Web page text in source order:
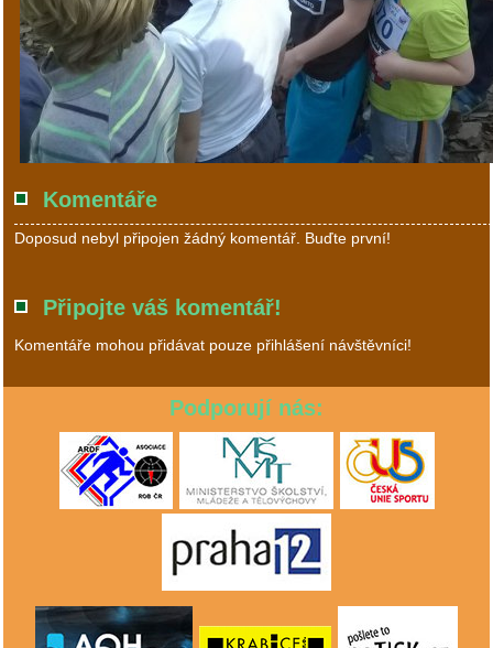
Komentáře
Doposud nebyl připojen žádný komentář. Buďte první!
Připojte váš komentář!
Komentáře mohou přidávat pouze přihlášení návštěvníci!
Podporují nás: